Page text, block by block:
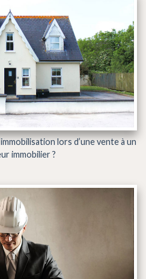
lors d’une vente à un
immobilier ?